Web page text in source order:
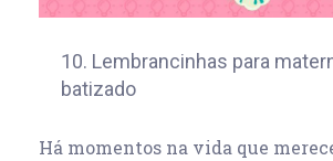
10. Lembrancinhas para
batizado
Há momentos na vida que